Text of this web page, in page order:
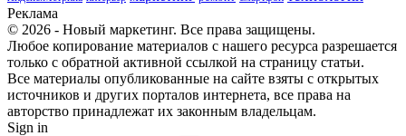
Реклама
© 2026 - Новый маркетинг. Все права защищены.
Любое копирование материалов с нашего ресурса разрешается
только с обратной активной ссылкой на страницу статьи.
Все материалы опубликованные на сайте взяты с открытых
источников и других порталов интернета, все права на
авторство принадлежат их законным владельцам.
Sign in